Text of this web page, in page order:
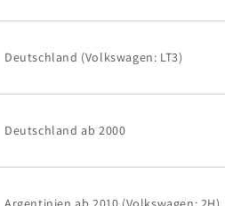
Deutschland (Volkswagen: LT3)
Deutschland ab 2000